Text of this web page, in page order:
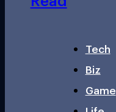
Tech
Biz
Game